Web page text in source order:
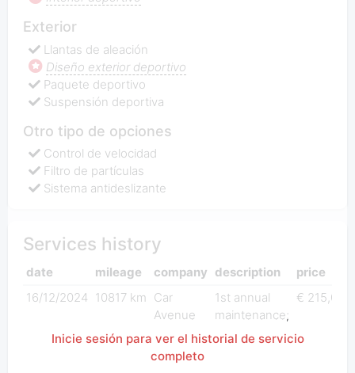
Exterior
Llantas de aleación
Diseño exterior deportivo
Paquete deportivo
Suspensión deportiva
Otro tipo de opciones
Control de velocidad
Filtro de partículas
Sistema antideslizante
Services history
date mileage company description
price
16/12/2024 10817 km Car
Avenue
1st annual
maintenance;
€ 215,00
Inicie sesión para ver el historial de servicio
completo